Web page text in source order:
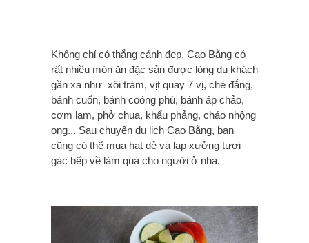
Không chỉ có thắng cảnh đẹp, Cao Bằng có
rất nhiều món ăn đặc sản được lòng du khách
gần xa như xôi trám, vịt quay 7 vị, chè đắng,
bánh cuốn, bánh coóng phù, bánh áp chảo,
cơm lam, phở chua, khẩu phảng, cháo nhộng
ong... Sau chuyến du lịch Cao Bằng, bạn
cũng có thể mua hạt dẻ và lạp xưởng tươi
gác bếp về làm quà cho người ở nhà.